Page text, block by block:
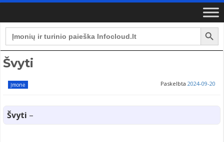
Search
for:
Search Button
Švyti
Įmonė Paskelbta 2024-09-20
Švyti –